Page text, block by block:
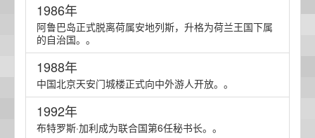
1986年
阿鲁巴岛正式脱离荷属安地列斯，升格为荷兰王国下属
的自治国。。
1988年
中国北京天安门城楼正式向中外游人开放。。
1992年
布特罗斯·加利成为联合国第6任秘书长。。